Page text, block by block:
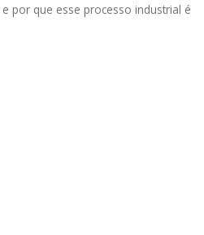
por que esse processo industrial é